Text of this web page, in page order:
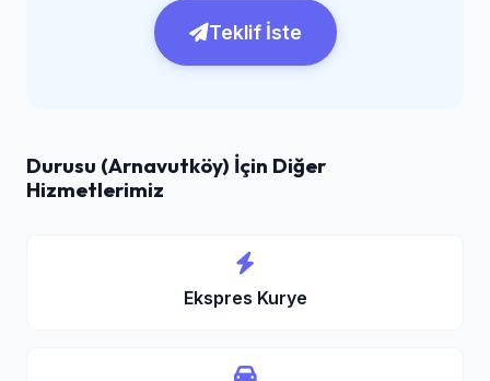
Teklif İste
Durusu (Arnavutköy) İçin Diğer
Hizmetlerimiz
Ekspres Kurye